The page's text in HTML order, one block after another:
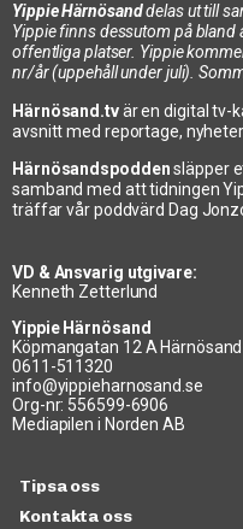
Yippie Härnösanddelas ut till
Yippie finns dessutom på bland
offentliga platser. Yippie
nr/år (uppehåll under juli).
Härnösand.tvär en digital tv-
avsnitt med reportage,
Härnösandspoddensläpper
samband med att tidningen
träffar vår poddvärd Dag
VD & Ansvarig utgivare:
Kenneth Zetterlund
Yippie Härnösand
Köpmangatan 12 A Härnösand
0611-511320
info@yippieharnosand.se
Org-nr: 556599-6906
Mediapilen i Norden AB
Tipsa oss
Kontakta oss